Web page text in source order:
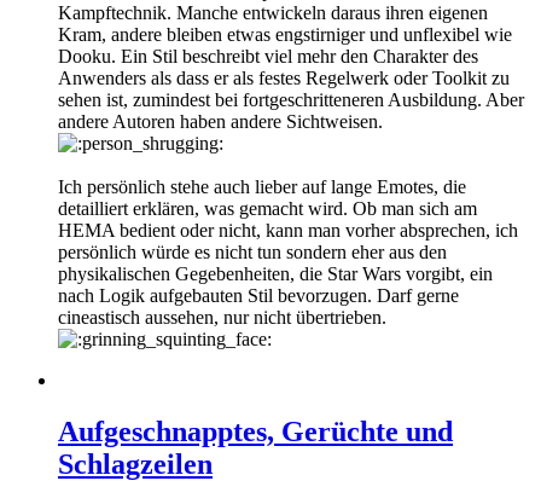
Kampftechnik. Manche entwickeln daraus ihren eigenen
Kram, andere bleiben etwas engstirniger und unflexibel wie
Dooku. Ein Stil beschreibt viel mehr den Charakter des
Anwenders als dass er als festes Regelwerk oder Toolkit zu
sehen ist, zumindest bei fortgeschritteneren Ausbildung. Aber
andere Autoren haben andere Sichtweisen.
Ich persönlich stehe auch lieber auf lange Emotes, die
detailliert erklären, was gemacht wird. Ob man sich am
HEMA bedient oder nicht, kann man vorher absprechen, ich
persönlich würde es nicht tun sondern eher aus den
physikalischen Gegebenheiten, die Star Wars vorgibt, ein
nach Logik aufgebauten Stil bevorzugen. Darf gerne
cineastisch aussehen, nur nicht übertrieben.
Aufgeschnapptes, Gerüchte und
Schlagzeilen